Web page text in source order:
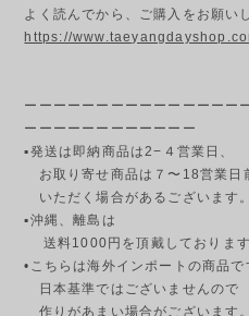
よく読んでから、ご購入をお願い
https://
ーーーーーーーーーーーーーーー
ーーーーーーーーーーーー
▪発送は即納商品は2−４営業日、
お取り寄せ商品は７〜18営業日
いただく場合があるございます。
▪︎沖縄、離島は
送料1000円を頂戴しております
•こちらは海外インポートの商品で
日本基準ではございませんので
作りがあまい場合がございます。